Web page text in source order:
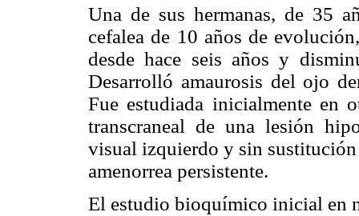
Una de sus hermanas, de 35
cefalea de 10 años de
desde hace seis años y
Desarrolló amaurosis del ojo
Fue estudiada inicialmente en
transcraneal de una lesión
visual izquierdo y sin
amenorrea persistente.
El estudio bioquímico inicial en